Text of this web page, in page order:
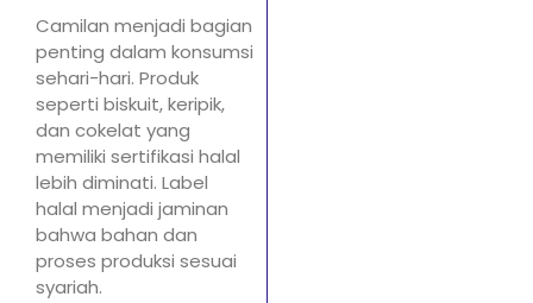
Camilan menjadi bagian
penting dalam konsumsi
sehari-hari. Produk
seperti biskuit, keripik,
dan cokelat yang
memiliki sertifikasi halal
lebih diminati. Label
halal menjadi jaminan
bahwa bahan dan
proses produksi sesuai
syariah.